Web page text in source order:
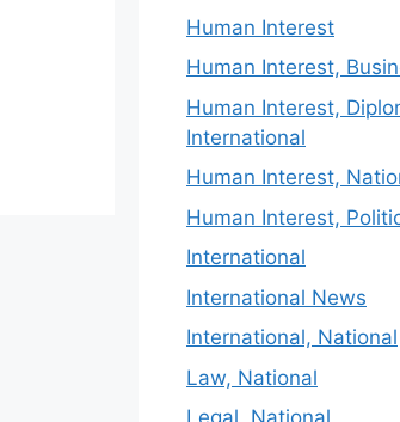
Human Interest
Human Interest,
Human Interest,
International
Human Interest,
Human Interest,
International
International News
International, National
Law, National
Legal, National